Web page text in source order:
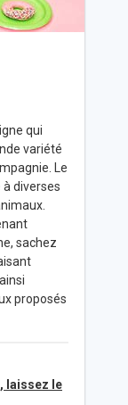
qui
variété
Le
diverses
sachez
proposés
laissez le